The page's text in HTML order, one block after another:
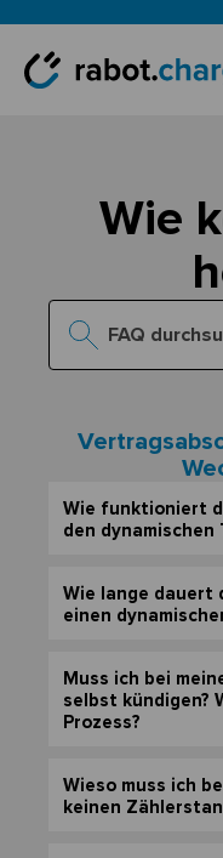
Wie
Wie funktioniert
den dynamischen
Wie lange dauert
einen
Muss ich bei
selbst kündigen?
Prozess?
Wieso muss ich
keinen